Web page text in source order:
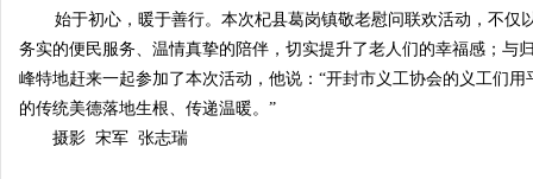
始于初心，暖于善行。本次杞县葛岗镇敬老慰问联欢活动，不仅
务实的便民服务、温情真挚的陪伴，切实提升了老人们的幸福感；与
峰特地赶来一起参加了本次活动，他说：“开封市义工协会的义工们
的传统美德落地生根、传递温暖。”
摄影 宋军 张志瑞